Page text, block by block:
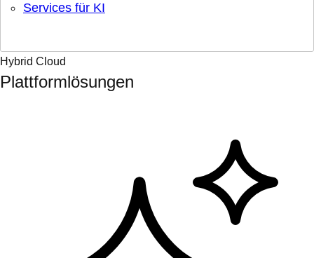
Services für KI
Hybrid Cloud
Plattformlösungen